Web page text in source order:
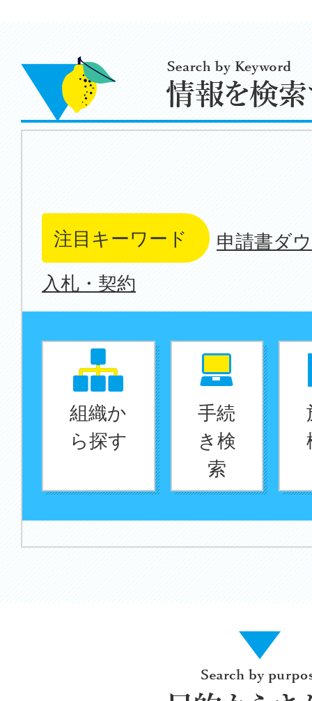
Search
by
Keyword
情
報
を
検
注目キーワード
申請書ダ
入札・契約
組織か
ら探す
手続
き検
索
Search
by